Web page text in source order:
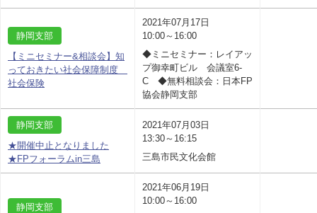
静岡支部
【ミニセミナー&相談会】知
っておきたい社会保障制度
社会保険
2021年07月17日
10:00～16:00
◆ミニセミナー：レイアッ
プ御幸町ビル 会議室6-
C ◆無料相談会：日本FP
協会静岡支部
静岡支部
★開催中止となりました
★FPフォーラムin三島
2021年07月03日
13:30～16:15
三島市民文化会館
静岡支部
2021年06月19日
10:00～16:00